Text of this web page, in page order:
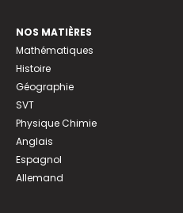
NOS MATIÈRES
Mathématiques
Histoire
Géographie
SVT
Physique Chimie
Anglais
Espagnol
Allemand